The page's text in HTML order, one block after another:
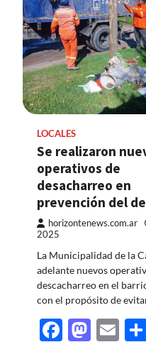
LOCALES
Se realizaron
operativos de
desacharreo en
prevención del
horizontenews.com.ar
2025
La Municipalidad de la
adelante nuevos
descacharreo en el
con el propósito de